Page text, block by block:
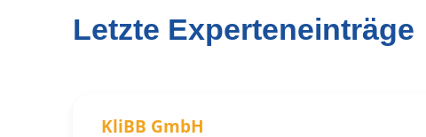
Letzte Experteneinträge
KliBB GmbH